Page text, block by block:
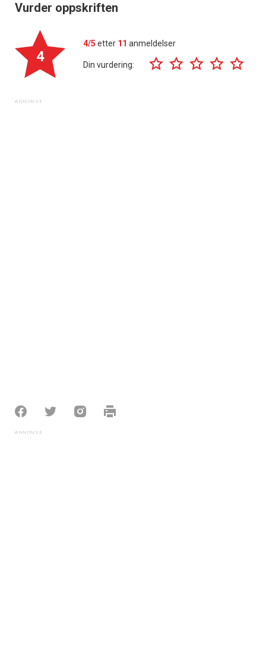
Vurder oppskriften
4
4/5 etter 11 anmeldelser
Din vurdering: